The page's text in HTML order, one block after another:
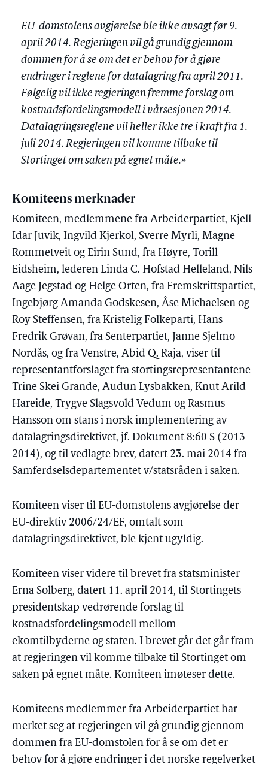
EU-domstolens avgjørelse ble ikke avsagt før 9.
april 2014. Regjeringen vil gå grundig gjennom
dommen for å se om det er behov for å gjøre
endringer i reglene for datalagring fra april 2011.
Følgelig vil ikke regjeringen fremme forslag om
kostnadsfordelingsmodell i vårsesjonen 2014.
Datalagringsreglene vil heller ikke tre i kraft fra 1.
juli 2014. Regjeringen vil komme tilbake til
Stortinget om saken på egnet måte.»
Komiteens merknader
Komiteen, medlemmene fra Arbeiderpartiet, Kjell-
Idar Juvik, Ingvild Kjerkol, Sverre Myrli, Magne
Rommetveit og Eirin Sund, fra Høyre, Torill
Eidsheim, lederen Linda C. Hofstad Helleland, Nils
Aage Jegstad og Helge Orten, fra Fremskrittspartiet,
Ingebjørg Amanda Godskesen, Åse Michaelsen og
Roy Steffensen, fra Kristelig Folkeparti, Hans
Fredrik Grøvan, fra Senterpartiet, Janne Sjelmo
Nordås, og fra Venstre, Abid Q. Raja, viser til
representantforslaget fra stortingsrepresentantene
Trine Skei Grande, Audun Lysbakken, Knut Arild
Hareide, Trygve Slagsvold Vedum og Rasmus
Hansson om stans i norsk implementering av
datalagringsdirektivet, jf. Dokument 8:60 S (2013–
2014), og til vedlagte brev, datert 23. mai 2014 fra
Samferdselsdepartementet v/statsråden i saken.
Komiteen viser til EU-domstolens avgjørelse der
EU-direktiv 2006/24/EF, omtalt som
datalagringsdirektivet, ble kjent ugyldig.
Komiteen viser videre til brevet fra statsminister
Erna Solberg, datert 11. april 2014, til Stortingets
presidentskap vedrørende forslag til
kostnadsfordelingsmodell mellom
ekomtilbyderne og staten. I brevet går det går fram
at regjeringen vil komme tilbake til Stortinget om
saken på egnet måte. Komiteen imøteser dette.
Komiteens medlemmer fra Arbeiderpartiet har
merket seg at regjeringen vil gå grundig gjennom
dommen fra EU-domstolen for å se om det er
behov for å gjøre endringer i det norske regelverket